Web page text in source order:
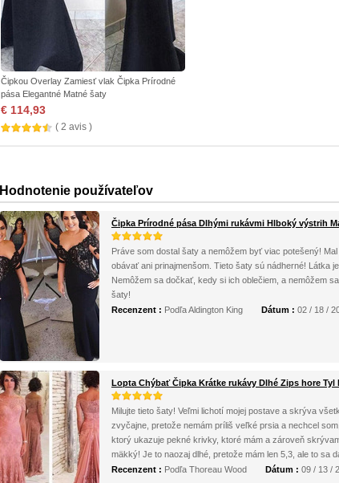
Čipkou Overlay Zamiesť vlak Čipka Prírodné
pása Elegantné Matné šaty
€ 114,93
( 2 avis )
Hodnotenie používateľov
Čipka Prírodné pása Dlhými rukávmi Hlboký výstrih
Práve som dostal šaty a nemôžem byť viac potešený!
obávať ani prinajmenšom. Tieto šaty sú nádherné! Látka
Nemôžem sa dočkať, kedy si ich oblečiem, a nemôžem
šaty!
Recenzent : Podľa Aldington King Dátum : 02 / 18 /
Lopta Chýbať Čipka Krátke rukávy Dlhé Zips hore Tyl
Milujte tieto šaty! Veľmi lichotí mojej postave a skrýva
zvyčajne, pretože nemám príliš veľké prsia a nechcel
ktorý ukazuje pekné krivky, ktoré mám a zároveň
mäkký! Je to naozaj dlhé, pretože mám len 5,3, ale to sa
Recenzent : Podľa Thoreau Wood Dátum : 09 / 13 /